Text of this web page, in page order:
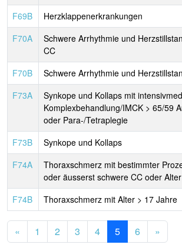
F69B
Herzklappenerkrankungen
F70A
Schwere Arrhythmie und
CC
F70B
Schwere Arrhythmie und
F73A
Synkope und Kollaps mit
Komplexbehandlung/IMCK > 65/59
oder Para-/Tetraplegie
F73B
Synkope und Kollaps
F74A
Thoraxschmerz mit bestimmter
oder äusserst schwere CC oder
F74B
Thoraxschmerz mit Alter > 17 Jahre
« 1 2 3 4 5 6 »